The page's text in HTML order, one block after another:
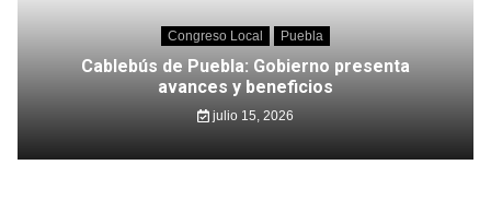
Congreso Local Puebla
Cablebús de Puebla: Gobierno presenta
avances y beneficios
julio 15, 2026